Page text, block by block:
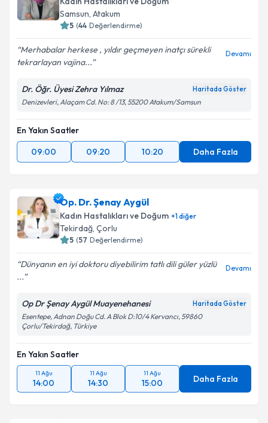
Kişisel verilerimin işlenmesine ilişkin
kapsamda işlenmesini kabul ediyorum.
Takvim Talebini Gönder
Samsun, Atakum
5 (44 Değerlendirme)
Merhabalar herkese , yıldır geçmeyen inatçı sürekli
tekrarlayan vajina...
Devamı
Dr. Öğr. Üyesi Zehra Yılmaz Haritada Göster
Denizevleri, Alaçam Cd. No: 8 /13, 55200 Atakum/Samsun
En Yakın Saatler
09:00
09:20 10:20 Daha Fazla
Op. Dr. Şenay Aygül
Kadın Hastalıkları ve Doğum +1diğer
Tekirdağ, Çorlu
5 (57 Değerlendirme)
Dünyanın en iyi doktoru diyebilirim tatlı dili güler yüzlü
...
Devamı
Op Dr Şenay Aygül Muayenehanesi Haritada Göster
Esentepe, Adnan Doğu Cd. A Blok D:10/4 Kervancı, 59860
Çorlu/Tekirdağ, Türkiye
En Yakın Saatler
11 Ağu
14:00
11 Ağu
14:30
11 Ağu
15:00 Daha Fazla